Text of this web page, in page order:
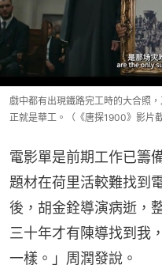
戲中都有出現鐵路完工時的大合照
正就是華工。（《唐探1900》影片截
電影單是前期工作已籌
題材在荷里活較難找到
後，胡金銓導演病逝，
三十年才有陳導找到我
一樣。」周潤發說。